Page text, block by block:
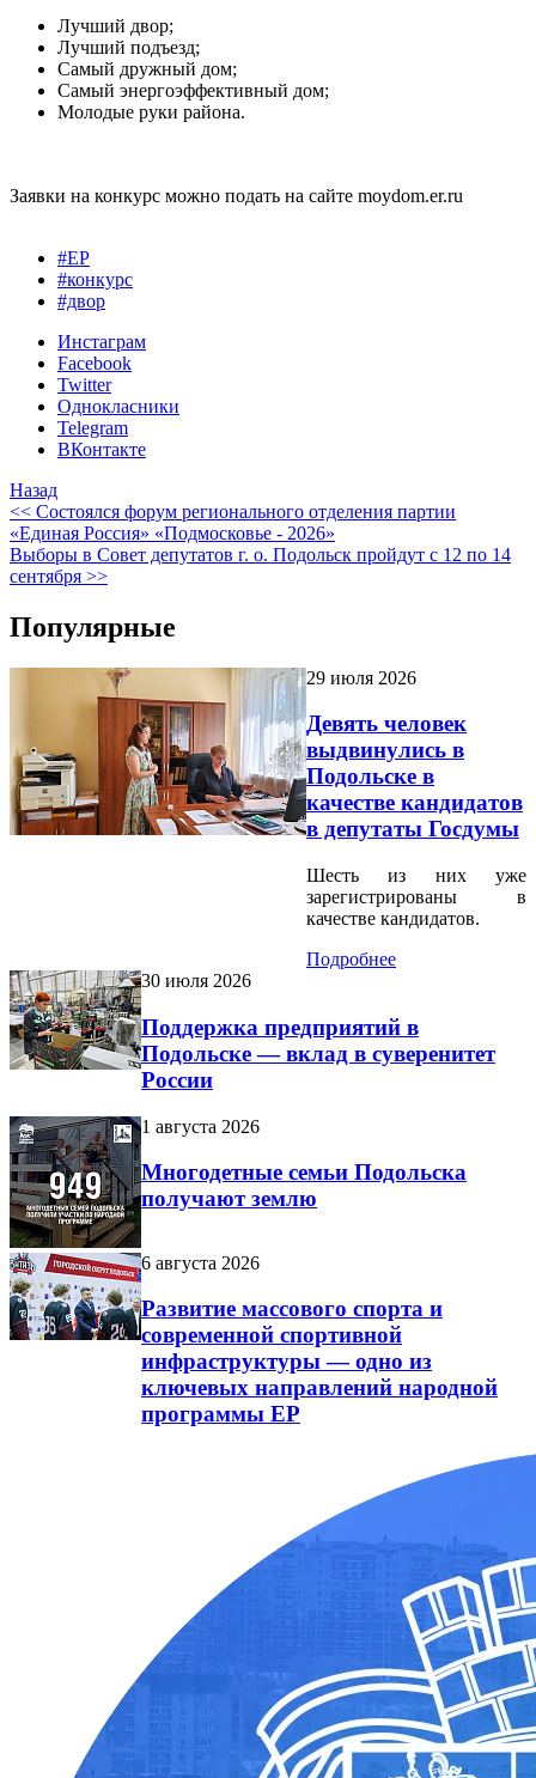
Лучший двор;
Лучший подъезд;
Самый дружный дом;
Самый энергоэффективный дом;
Молодые руки района.
Заявки на конкурс можно подать на сайте moydom.er.ru
#ЕР
#конкурс
#двор
Инстаграм
Facebook
Twitter
Однокласники
Telegram
ВКонтакте
Назад
<< Состоялся форум регионального отделения партии
«Единая Россия» «Подмосковье - 2026»
Выборы в Совет депутатов г. о. Подольск пройдут с 12 по 14
сентября >>
Популярные
29 июля 2026
Девять человек
выдвинулись в
Подольске в
качестве кандидатов
в депутаты Госдумы
Шесть из них уже
зарегистрированы в
качестве кандидатов.
Подробнее
30 июля 2026
Поддержка предприятий в
Подольске — вклад в суверенитет
России
1 августа 2026
Многодетные семьи Подольска
получают землю
6 августа 2026
Развитие массового спорта и
современной спортивной
инфраструктуры — одно из
ключевых направлений народной
программы ЕР